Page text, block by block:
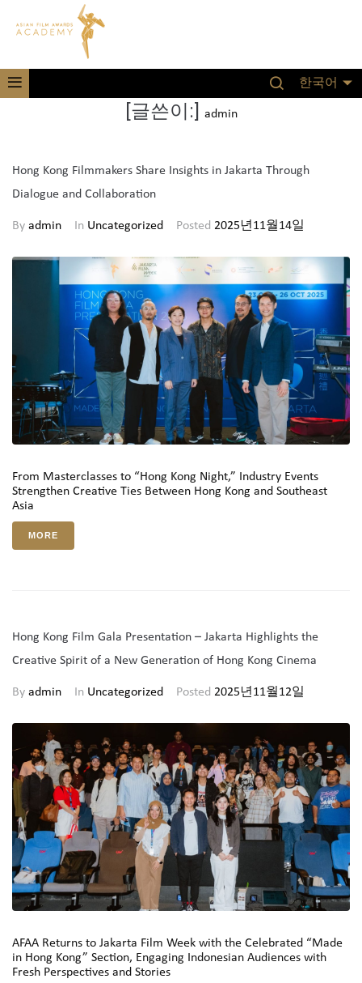
한국어
[글쓴이:] admin
Hong Kong Filmmakers Share Insights in Jakarta Through
Dialogue and Collaboration
By admin In Uncategorized Posted 2025년11월14일
From Masterclasses to “Hong Kong Night,” Industry Events
Strengthen Creative Ties Between Hong Kong and Southeast
Asia
MORE
Hong Kong Film Gala Presentation – Jakarta Highlights the
Creative Spirit of a New Generation of Hong Kong Cinema
By admin In Uncategorized Posted 2025년11월12일
AFAA Returns to Jakarta Film Week with the Celebrated “Made
in Hong Kong” Section, Engaging Indonesian Audiences with
Fresh Perspectives and Stories